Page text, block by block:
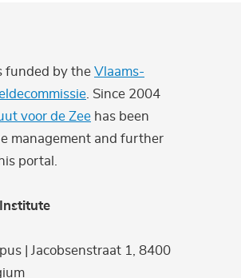
funded by the Vlaams-
. Since 2004
voor de Zee has been
management and further
portal.
| Jacobsenstraat 1, 8400